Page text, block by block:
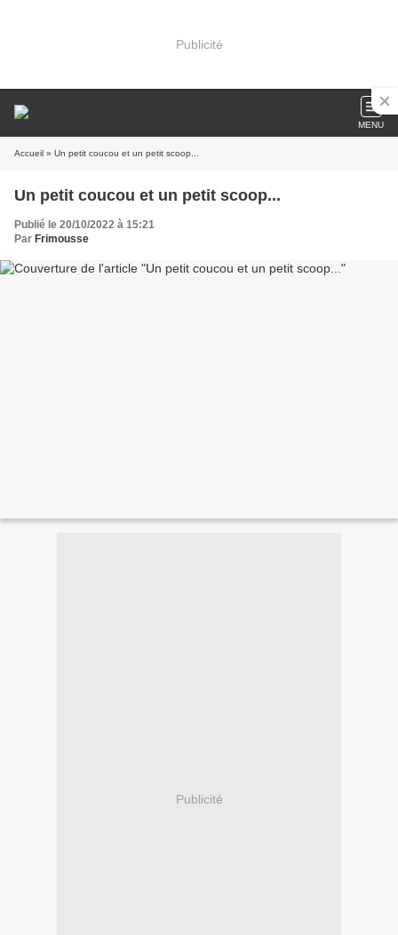
Publicité
MENU
Accueil » Un petit coucou et un petit scoop...
Un petit coucou et un petit scoop...
Publié le 20/10/2022 à 15:21
Par Frimousse
Publicité